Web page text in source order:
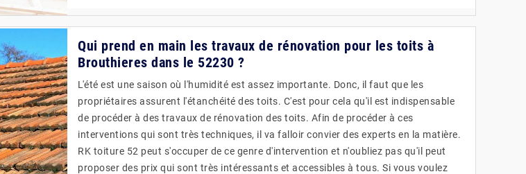
Qui prend en main les travaux de rénovation pour les toits à
Brouthieres dans le 52230 ?
L'été est une saison où l'humidité est assez importante. Donc, il faut que les
propriétaires assurent l'étanchéité des toits. C'est pour cela qu'il est indispensable
de procéder à des travaux de rénovation des toits. Afin de procéder à ces
interventions qui sont très techniques, il va falloir convier des experts en la matière.
RK toiture 52 peut s'occuper de ce genre d'intervention et n'oubliez pas qu'il peut
proposer des prix qui sont très intéressants et accessibles à tous. Si vous voulez